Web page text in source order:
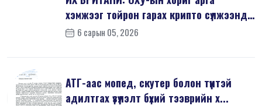
хэмжээг тойрон гарах крипто сүлжээнд
хор...6 сарын 05, 2026
АТГ-аас мопед, скутер болон түүнтэй
адилтгах үзүүлэлт бүхий тээврийн х...